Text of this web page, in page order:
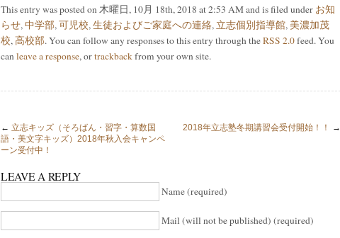
This entry was posted on 木曜日, 10月 18th, 2018 at 2:53 AM and is filed under お知
らせ, 中学部, 可児校, 生徒およびご家庭への連絡, 立志個別指導館, 美濃加茂
校, 高校部. You can follow any responses to this entry through theRSS 2.0feed. You
can leave a response, ortrackback from your own site.
← 立志キッズ（そろばん・習字・算数国
語・美文字キッズ）2018年秋入会キャンペ
ーン受付中！
2018年立志塾冬期講習会受付開始！！ →
LEAVE A REPLY
Name (required)
Mail (will not be published) (required)